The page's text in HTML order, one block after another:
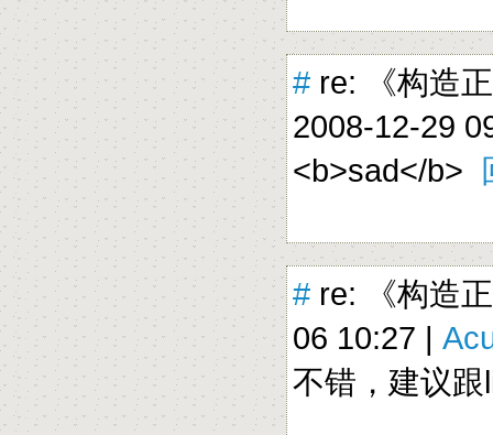
# re: 《构造
2008-12-29
<b>sad</b>
# re: 《构造
06 10:27 |
不错，建议